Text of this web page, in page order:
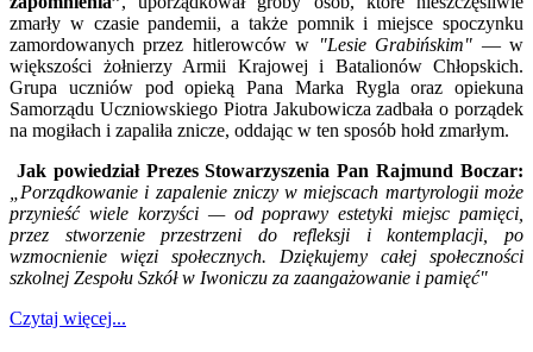
zmarły w czasie pandemii, a także pomnik i miejsce spoczynku
zamordowanych przez hitlerowców w "Lesie Grabińskim" — w
większości żołnierzy Armii Krajowej i Batalionów Chłopskich.
Grupa uczniów pod opieką Pana Marka Rygla oraz opiekuna
Samorządu Uczniowskiego Piotra Jakubowicza zadbała o porządek
na mogiłach i zapaliła znicze, oddając w ten sposób hołd zmarłym.
Jak powiedział Prezes Stowarzyszenia Pan Rajmund Boczar:
„Porządkowanie i zapalenie zniczy w miejscach martyrologii może
przynieść wiele korzyści — od poprawy estetyki miejsc pamięci,
przez stworzenie przestrzeni do refleksji i kontemplacji, po
wzmocnienie więzi społecznych. Dziękujemy całej społeczności
szkolnej Zespołu Szkół w Iwoniczu za zaangażowanie i pamięć"
Czytaj więcej...